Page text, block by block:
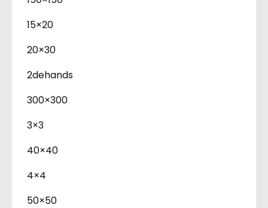
15×20
20×30
2dehands
300×300
3×3
40×40
4×4
50×50